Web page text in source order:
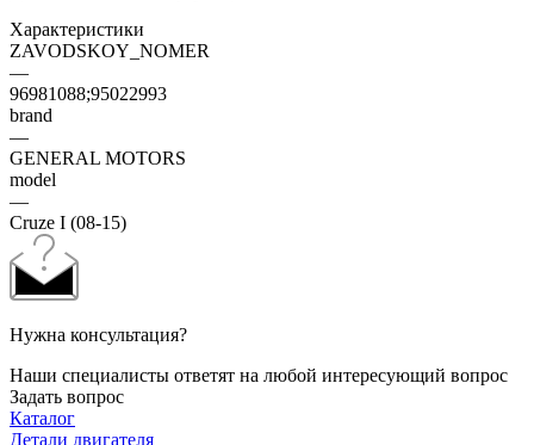
Характеристики
ZAVODSKOY_NOMER
—
96981088;95022993
brand
—
GENERAL MOTORS
model
—
Cruze I (08-15)
Нужна консультация?
Наши специалисты ответят на любой интересующий вопрос
Задать вопрос
Каталог
Детали двигателя